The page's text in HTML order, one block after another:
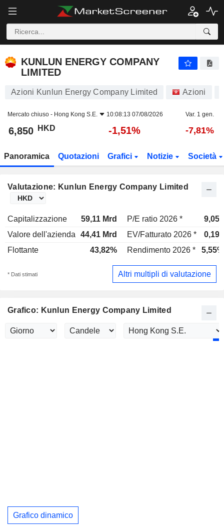
KUNLUN ENERGY COMPANY
LIMITED
Azioni Kunlun Energy Company Limited Azioni
Mercato chiuso - Hong Kong S.E. 10:08:13 07/08/2026 Var. 1 gen.
6,850 HKD -1,51% -7,81%
Panoramica Quotazioni Grafici Notizie Società
Valutazione: Kunlun Energy Company Limited
Capitalizzazione 59,11 Mrd P/E ratio 2026 *
9,05x
Valore dell'azienda
44,41 Mrd EV/Fatturato 2026 *
0,19x
Flottante
43,82% Rendimento 2026 * 5,55%
* Dati stimati Altri multipli di valutazione
Grafico: Kunlun Energy Company Limited
Grafico dinamico